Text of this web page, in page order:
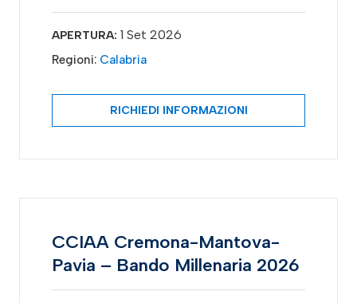
APERTURA: 1 Set 2026
Regioni: Calabria
RICHIEDI INFORMAZIONI
CCIAA Cremona-Mantova-
Pavia – Bando Millenaria 2026